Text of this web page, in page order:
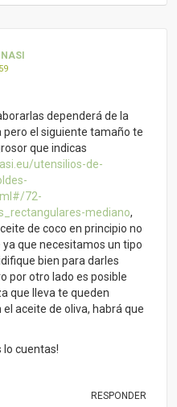
dependerá de la
el siguiente tamaño te
que indicas
utensilios-de-
72-
mediano,
de coco en principio no
que necesitamos un tipo
bien para darles
por otro lado es posible
que lleva te queden
aceite de oliva, habrá que
lo cuentas!
RESPONDER